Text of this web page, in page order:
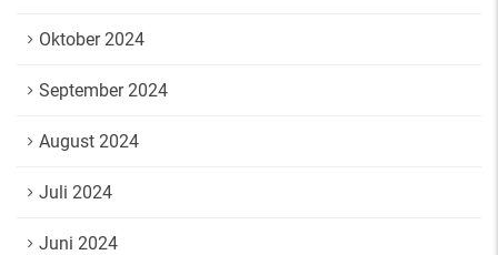
Oktober 2024
September 2024
August 2024
Juli 2024
Juni 2024